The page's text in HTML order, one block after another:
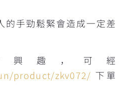
的手勁鬆緊會造成一定差
興趣，可經
product/zkv072/ 下單